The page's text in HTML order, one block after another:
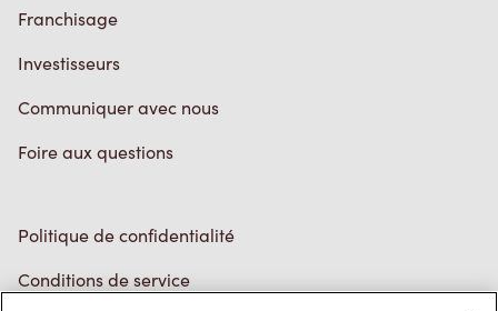
Franchisage
Investisseurs
Communiquer avec nous
Foire aux questions
Politique de confidentialité
Conditions de service